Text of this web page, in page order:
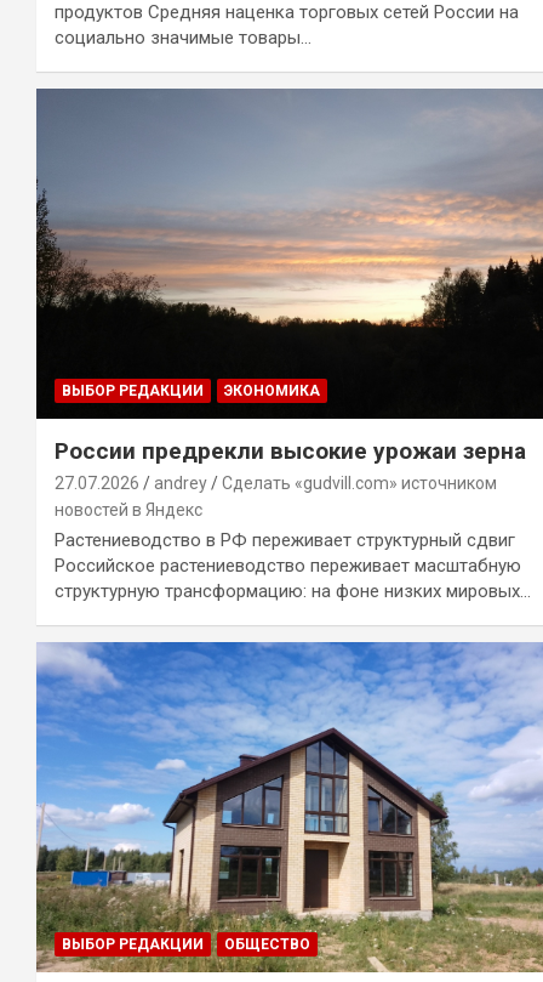
продуктов Средняя наценка торговых сетей России на
социально значимые товары…
ВЫБОР РЕДАКЦИИ ЭКОНОМИКА
России предрекли высокие урожаи зерна
27.07.2026 andrey
Сделать «gudvill.com» источником
новостей в Яндекс
Растениеводство в РФ переживает структурный сдвиг
Российское растениеводство переживает масштабную
структурную трансформацию: на фоне низких мировых…
ВЫБОР РЕДАКЦИИ ОБЩЕСТВО